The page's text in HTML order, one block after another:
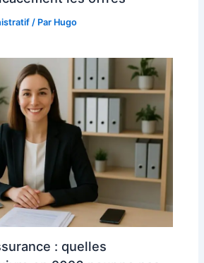
/ Par Hugo
: quelles